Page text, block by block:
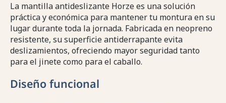
La mantilla antideslizante Horze es una solución
práctica y económica para mantener tu montura en su
lugar durante toda la jornada. Fabricada en neopreno
resistente, su superficie antiderrapante evita
deslizamientos, ofreciendo mayor seguridad tanto
para el jinete como para el caballo.
Diseño funcional